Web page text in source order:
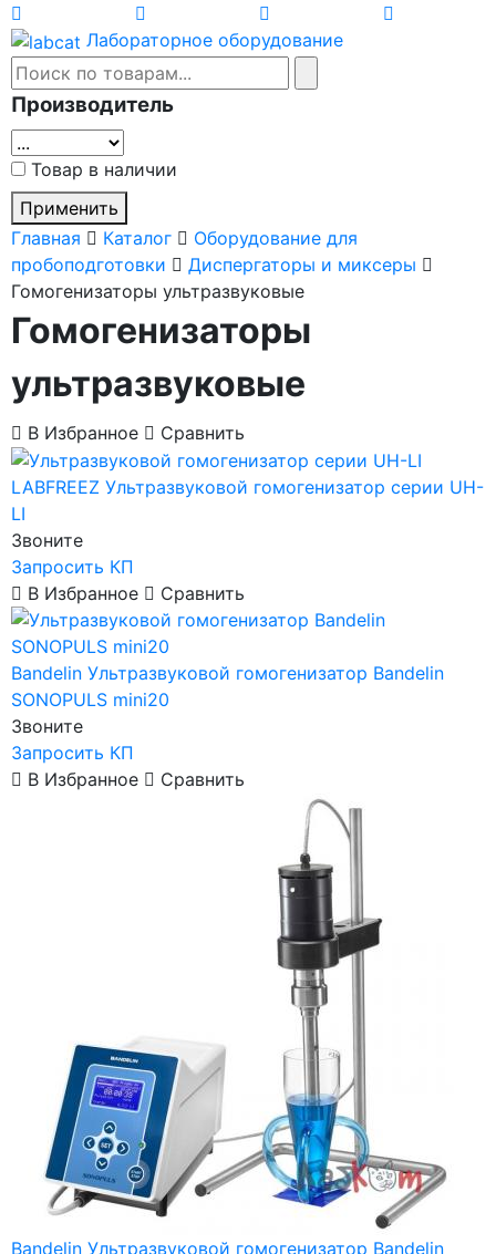
Лабораторное оборудование
Производитель
Товар в наличии
Применить
Главная
Каталог
Оборудование для
пробоподготовки
Диспергаторы и миксеры
Гомогенизаторы ультразвуковые
Гомогенизаторы
ультразвуковые
В Избранное Сравнить
LABFREEZ Ультразвуковой гомогенизатор серии UH-
LI
Звоните
Запросить КП
В Избранное
Сравнить
Bandelin Ультразвуковой гомогенизатор Bandelin
SONOPULS mini20
Звоните
Запросить КП
В Избранное
Сравнить
Bandelin Ультразвуковой гомогенизатор Bandelin